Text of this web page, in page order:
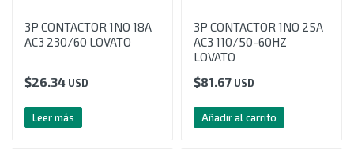
3P CONTACTOR 1NO 18A
AC3 230/60 LOVATO
$26.34 USD
Leer más
3P CONTACTOR 1NO 25A
AC3 110/50-60HZ
LOVATO
$81.67 USD
Añadir al carrito